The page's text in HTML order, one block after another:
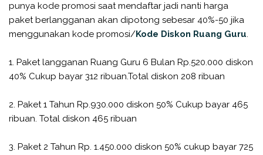
punya kode promosi saat mendaftar jadi nanti harga
paket berlangganan akan dipotong sebesar 40%-50 jika
menggunakan kode promosi/Kode Diskon Ruang Guru.
1. Paket langganan Ruang Guru 6 Bulan Rp.520.000 diskon
40% Cukup bayar 312 ribuan.Total diskon 208 ribuan
2. Paket 1 Tahun Rp.930.000 diskon 50% Cukup bayar 465
ribuan. Total diskon 465 ribuan
3. Paket 2 Tahun Rp. 1.450.000 diskon 50% cukup bayar 725